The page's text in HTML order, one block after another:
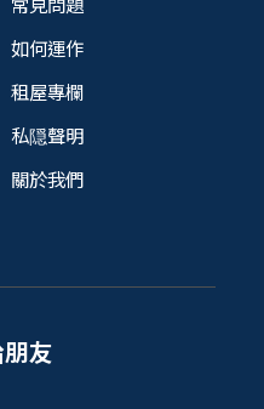
如何運作
租屋專欄
私隠聲明
關於我們
友